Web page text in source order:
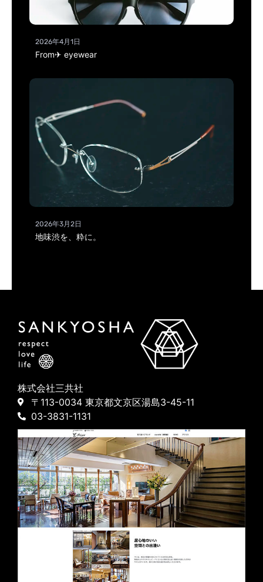
2026年4月1日
From✈ eyewear
2026年3月2日
地味渋を、粋に。
株式会社三共社
〒113-0034 東京都文京区湯島3-45-11
03-3831-1131